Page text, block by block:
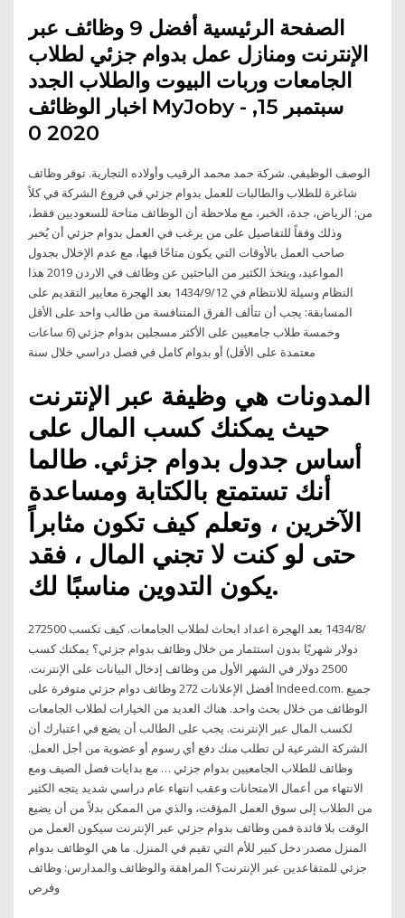
الصفحة الرئيسية أفضل 9 وظائف عبر
الإنترنت ومنازل عمل بدوام جزئي لطلاب
الجامعات وربات البيوت والطلاب الجدد
اخبار الوظائف MyJoby - سبتمبر 15,
2020 0
الوصف الوظيفي. شركة حمد محمد الرقيب وأولاده التجارية. توفر وظائف
شاغرة للطلاب والطالبات للعمل بدوام جزئي في فروع الشركة في كلاً
من: الرياض، جدة، الخبر، مع ملاحظة أن الوظائف متاحة للسعوديين فقط،
وذلك وفقاً للتفاصيل على من يرغب في العمل بدوام جزئي أن يُخبر
صاحب العمل بالأوقات التي يكون متاحًا فيها، مع عدم الإخلال بجدول
المواعيد، ويتخذ الكثير من الباحثين عن وظائف في الاردن 2019 هذا
النظام وسيلة للانتظام في 12‏‏/9‏‏/1434 بعد الهجرة معايير التقديم على
المسابقة: يجب أن تتألف الفرق المتنافسة من طالب واحد على الأقل
وخمسة طلاب جامعيين على الأكثر مسجلين بدوام جزئي (6 ساعات
معتمدة على الأقل) أو بدوام كامل في فصل دراسي خلال سنة
المدونات هي وظيفة عبر الإنترنت
حيث يمكنك كسب المال على
أساس جدول بدوام جزئي. طالما
أنك تستمتع بالكتابة ومساعدة
الآخرين ، وتعلم كيف تكون مثابراً
حتى لو كنت لا تجني المال ، فقد
يكون التدوين مناسبًا لك.
27‏‏/8‏‏/1434 بعد الهجرة اعداد ابحاث لطلاب الجامعات. كيف تكسب 2500
دولار شهريًا بدون استثمار من خلال وظائف بدوام جزئي؟ يمكنك كسب
2500 دولار في الشهر الأول من وظائف إدخال البيانات على الإنترنت.
أفضل الإعلانات ‬272 وظائف دوام جزئي متوفرة على Indeed.com. جميع
الوظائف من خلال بحث واحد. هناك العديد من الخيارات لطلاب الجامعات
لكسب المال عبر الإنترنت. يجب على الطالب أن يضع في اعتبارك أن
الشركة الشرعية لن تطلب منك دفع أي رسوم أو عضوية من أجل العمل.
وظائف للطلاب الجامعيين بدوام جزئي … مع بدايات فصل الصيف ومع
الانتهاء من أعمال الامتحانات وعقب انتهاء عام دراسي شديد يتجه الكثير
من الطلاب إلى سوق العمل المؤقت، والذي من الممكن بدلاً من أن يضيع
الوقت بلا فائدة فمن وظائف بدوام جزئي عبر الإنترنت سيكون العمل من
المنزل مصدر دخل كبير للأم التي تقيم في المنزل. ما هي الوظائف بدوام
جزئي للمتقاعدين عبر الإنترنت؟ المراهقة والوظائف والمدارس: وظائف
وفرص